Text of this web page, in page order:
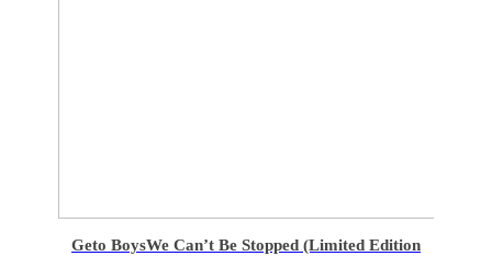
Geto BoysWe Can’t Be Stopped (Limited Edition